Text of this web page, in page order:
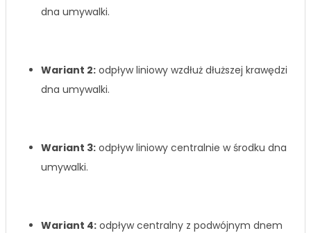
dna umywalki.
Wariant 2: odpływ liniowy wzdłuż dłuższej krawędzi
dna umywalki.
Wariant 3: odpływ liniowy centralnie w środku dna
umywalki.
Wariant 4: odpływ centralny z podwójnym dnem